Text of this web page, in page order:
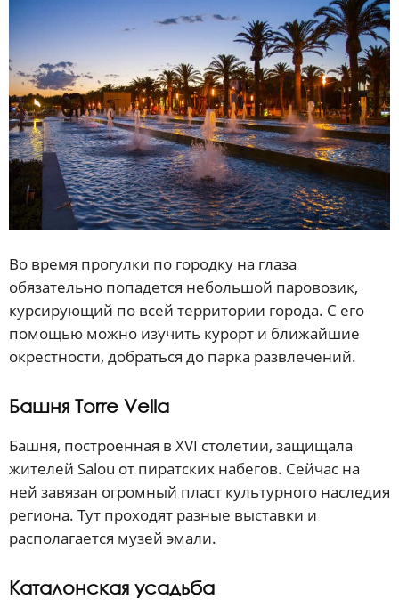
Во время прогулки по городку на глаза
обязательно попадется небольшой паровозик,
курсирующий по всей территории города. С его
помощью можно изучить курорт и ближайшие
окрестности, добраться до парка развлечений.
Башня Torre Vella
Башня, построенная в XVI столетии, защищала
жителей Salou от пиратских набегов. Сейчас на
ней завязан огромный пласт культурного наследия
региона. Тут проходят разные выставки и
располагается музей эмали.
Каталонская усадьба